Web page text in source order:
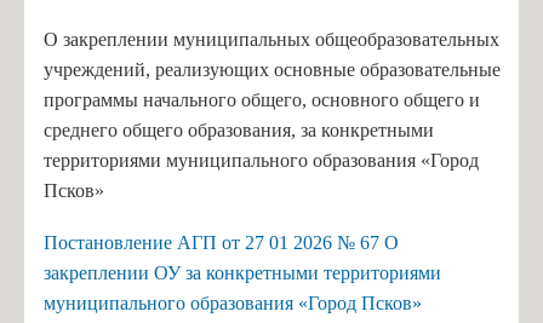
О закреплении муниципальных общеобразовательных
учреждений, реализующих основные образовательные
программы начального общего, основного общего и
среднего общего образования, за конкретными
территориями муниципального образования «Город
Псков»
Постановление АГП от 27 01 2026 № 67 О
закреплении ОУ за конкретными территориями
муниципального образования «Город Псков»